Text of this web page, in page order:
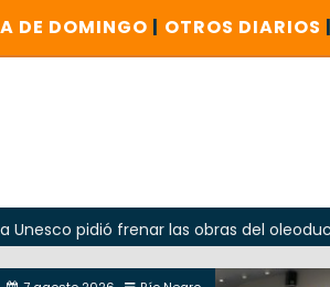
DE DOMINGO | OTROS DIARIOS |
frenar las obras del oleoducto en